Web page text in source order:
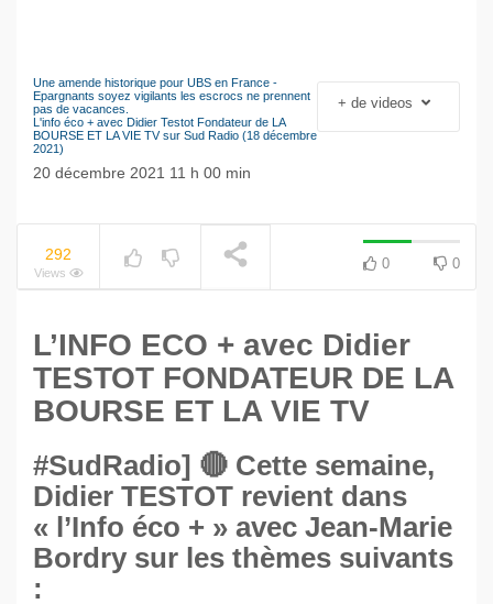
NOW PLAYING
Le séisme industriel
Une amende historique pour UBS en France -
Epargnants soyez vigilants les escrocs ne prennent
pas de vacances.
L'info éco + avec Didier Testot Fondateur de LA
BOURSE ET LA VIE TV sur Sud Radio (18 décembre
2021)
20 décembre 2021 11 h 00 min
+ de videos
292
Views
0 0
L’INFO ECO + avec Didier
TESTOT FONDATEUR DE LA
BOURSE ET LA VIE TV
#SudRadio] 🔴 Cette semaine,
Didier TESTOT revient dans
« l’Info éco + » avec Jean-Marie
Bordry sur les thèmes suivants
: